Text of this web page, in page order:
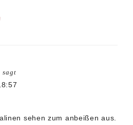
sagt
sehen zum anbeißen aus.